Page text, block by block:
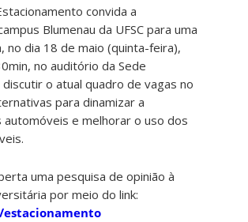
convida a
Blumenau da UFSC para uma
no dia 18 de maio (quinta-feira),
no auditório da Sede
discutir o atual quadro de vagas no
para dinamizar a
e melhorar o uso dos
uma pesquisa de opinião à
por meio do link: